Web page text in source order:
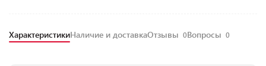
ХарактеристикиНаличие и доставкаОтзывы 0Вопросы 0